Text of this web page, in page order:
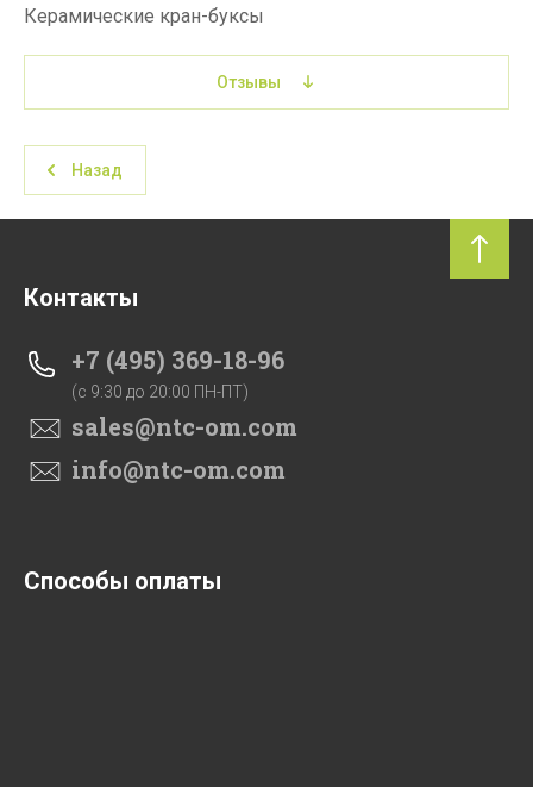
Керамические кран-буксы
Отзывы
Назад
Контакты
+7 (495) 369-18-96
(c 9:30 до 20:00 ПН-ПТ)
sales@ntc-om.com
info@ntc-om.com
Способы оплаты